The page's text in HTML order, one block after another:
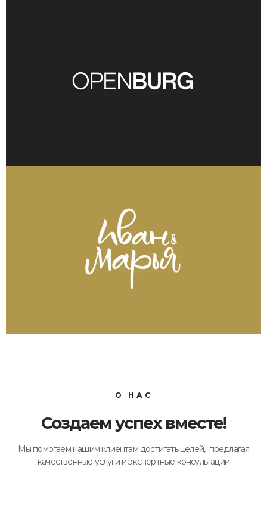
О НАС
Создаем успех вместе!
Мы помогаем нашим клиентам достигать целей, предлагая
качественные услуги и экспертные консультации